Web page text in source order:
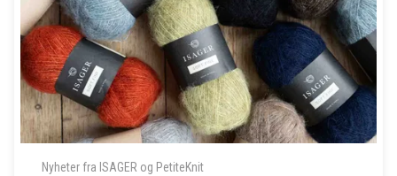
Nyheter fra ISAGER og PetiteKnit